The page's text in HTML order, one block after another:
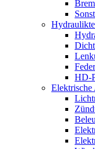
HD-
Elektrische